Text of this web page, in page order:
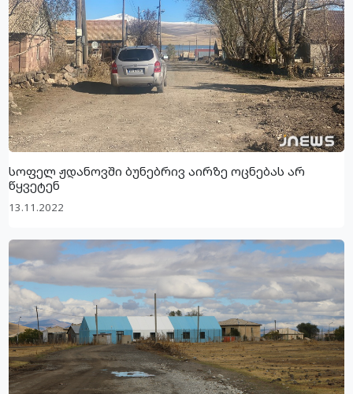
სოფელ ჟდანოვში ბუნებრივ აირზე ოცნებას არ
წყვეტენ
13.11.2022